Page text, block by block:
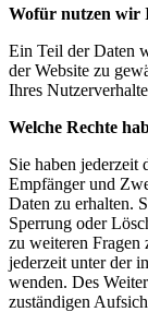
Wofür nutzen wir
Ein Teil der Daten
der Website zu
Ihres
Welche Rechte
Sie haben
Empfänger und
Daten zu erhalten.
Sperrung oder
zu weiteren Fragen
jederzeit unter der
wenden. Des
zuständigen